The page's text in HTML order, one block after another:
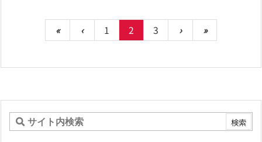
« ‹ 1 2 3 › »